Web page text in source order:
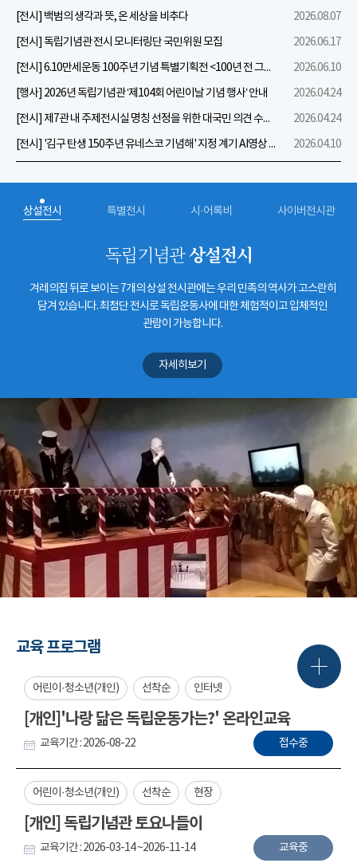
[전시] 백범의 생각과 뜻, 온 세상을 비추다
2026.08.07
[전시] 독립기념관 전시 모니터링단 국민위원 모집
2026.06.17
[전시] 6.10만세운동 100주년 기념 특별기획전 <100년 전 그날을 보다: 6.10만세운동>
2026.06.10
[행사] 2026년 독립기념관 ‘제104회 어린이날 기념 행사’ 안내
2026.04.24
[전시] 제7관 내 주제전시실 명칭 선정을 위한 대국민 의견 수렴 실시
2026.04.24
[전시] '김구 탄생 150주년 유네스코 기념해' 지정 계기 AI영상 국민공모 개최 안내
2026.04.10
상설전시 특별전시 시·어록비 사이버전시관
독립기념관상설전시
겨레의집 뒤로 보이는 7개의 상설 전시관에는 우리 민족의 역사가 고스란히
담겨 있습니다. 최첨단 전시로 독립운동사에 대한 체험적이고 입체적인
관람이 가능합니다.
자세히보기
교육 프로그램
어린이·청소년(개인) 선착순 인터넷
[개인]'나랑 닮은 독립운동가는?' 온라인교육
교육기간 : 2026-08-22 접수중
어린이·청소년(개인) 선착순 현장
[개인] 독립기념관 토요나들이
교육기간 : 2026-03-14 ~2026-11-14 교육중